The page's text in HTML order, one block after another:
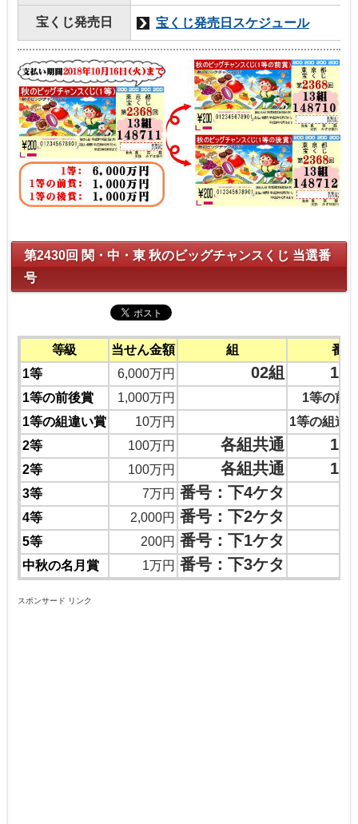
宝くじ発売日 宝くじ発売日スケジュール
第2430回 関・中・東 秋のビッグチャンスくじ 当選番
号
等級 当せん金額 組
番号
1等
6,000万円 02組
1等の前後賞 1,000万円
1等の前
1等の組違い賞
10万円
1等の組違
2等
100万円 各組共通
2等 100万円 各組共通
3等 7万円 番号：下4ケタ
4等 2,000円 番号：下2ケタ
5等 200円 番号：下1ケタ
中秋の名月賞 1万円 番号：下3ケタ
スポンサード リンク